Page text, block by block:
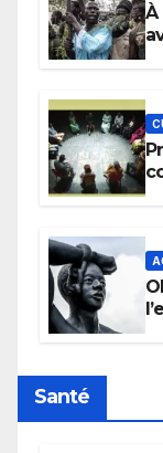
À
Santé